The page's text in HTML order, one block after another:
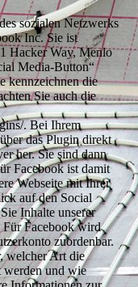
sozialen Netzwerks
Inc. Sie ist
Hacker Way, Menlo
Media-Button“
kennzeichnen die
Sie auch die
. Bei Ihrem
das Plugin direkt
her. Sie sind dann
Facebook ist damit
Webseite mit Ihrer
auf den Social
Inhalte unserer
Für Facebook wird
zuordenbar.
welcher Art die
werden und wie